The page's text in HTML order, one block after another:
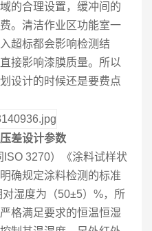
的合理设置，缓冲间的
。清洁作业区功能室一
超标都会影响检测结
接影响漆膜质量。所以
设计的时候还是要费点
差设计参数
3270）《涂料试样状
确规定涂料检测的标准
湿度为（50±5）%，所
格满足要求的恒温恒湿